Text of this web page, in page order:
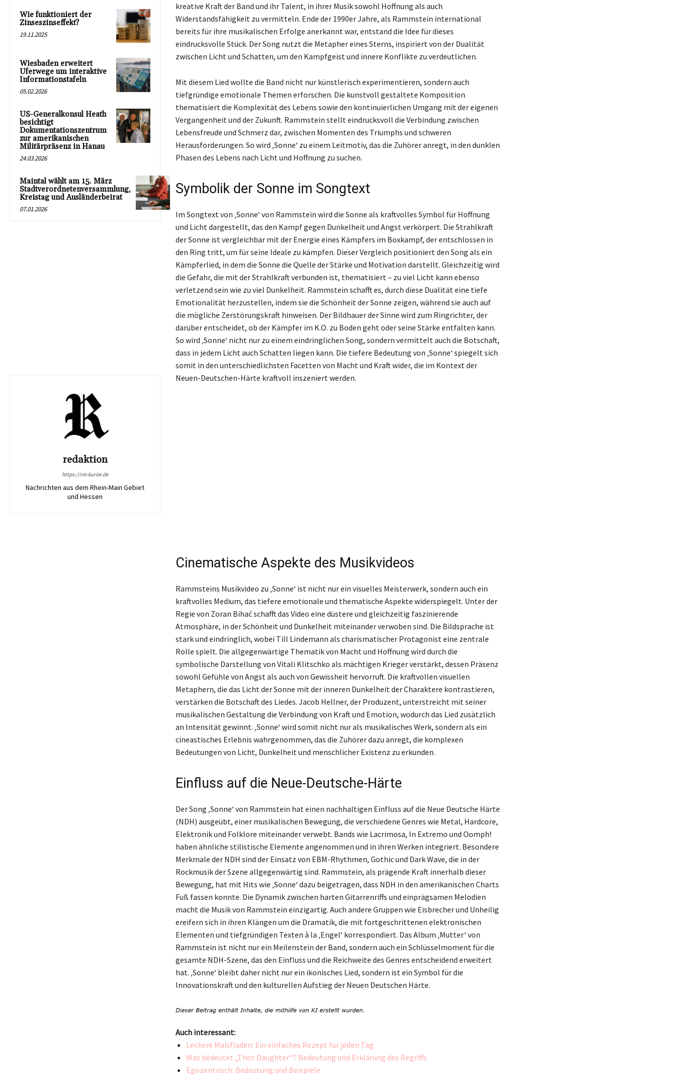
Wie funktioniert der
Zinseszinseffekt?
19.11.2025
Wiesbaden erweitert
Uferwege um interaktive
Informationstafeln
05.02.2026
US-Generalkonsul Heath
besichtigt
Dokumentationszentrum
zur amerikanischen
Militärpräsenz in Hanau
24.03.2026
Maintal wählt am 15. März
Stadtverordnetenversammlung,
Kreistag und Ausländerbeirat
07.01.2026
redaktion
https://rm-kurier.de
Nachrichten aus dem Rhein-Main Gebiet
und Hessen
kreative Kraft der Band und ihr Talent, in ihrer Musik sowohl Hoffnung als auch
Widerstandsfähigkeit zu vermitteln. Ende der 1990er Jahre, als Rammstein international
bereits für ihre musikalischen Erfolge anerkannt war, entstand die Idee für dieses
eindrucksvolle Stück. Der Song nutzt die Metapher eines Sterns, inspiriert von der Dualität
zwischen Licht und Schatten, um den Kampfgeist und innere Konflikte zu verdeutlichen.
Mit diesem Lied wollte die Band nicht nur künstlerisch experimentieren, sondern auch
tiefgründige emotionale Themen erforschen. Die kunstvoll gestaltete Komposition
thematisiert die Komplexität des Lebens sowie den kontinuierlichen Umgang mit der eigenen
Vergangenheit und der Zukunft. Rammstein stellt eindrucksvoll die Verbindung zwischen
Lebensfreude und Schmerz dar, zwischen Momenten des Triumphs und schweren
Herausforderungen. So wird ‚Sonne‘ zu einem Leitmotiv, das die Zuhörer anregt, in den dunklen
Phasen des Lebens nach Licht und Hoffnung zu suchen.
Symbolik der Sonne im Songtext
Im Songtext von ‚Sonne‘ von Rammstein wird die Sonne als kraftvolles Symbol für Hoffnung
und Licht dargestellt, das den Kampf gegen Dunkelheit und Angst verkörpert. Die Strahlkraft
der Sonne ist vergleichbar mit der Energie eines Kämpfers im Boxkampf, der entschlossen in
den Ring tritt, um für seine Ideale zu kämpfen. Dieser Vergleich positioniert den Song als ein
Kämpferlied, in dem die Sonne die Quelle der Stärke und Motivation darstellt. Gleichzeitig wird
die Gefahr, die mit der Strahlkraft verbunden ist, thematisiert – zu viel Licht kann ebenso
verletzend sein wie zu viel Dunkelheit. Rammstein schafft es, durch diese Dualität eine tiefe
Emotionalität herzustellen, indem sie die Schönheit der Sonne zeigen, während sie auch auf
die mögliche Zerstörungskraft hinweisen. Der Bildhauer der Sinne wird zum Ringrichter, der
darüber entscheidet, ob der Kämpfer im K.O. zu Boden geht oder seine Stärke entfalten kann.
So wird ‚Sonne‘ nicht nur zu einem eindringlichen Song, sondern vermittelt auch die Botschaft,
dass in jedem Licht auch Schatten liegen kann. Die tiefere Bedeutung von ‚Sonne‘ spiegelt sich
somit in den unterschiedlichsten Facetten von Macht und Kraft wider, die im Kontext der
Neuen-Deutschen-Härte kraftvoll inszeniert werden.
Cinematische Aspekte des Musikvideos
Rammsteins Musikvideo zu ‚Sonne‘ ist nicht nur ein visuelles Meisterwerk, sondern auch ein
kraftvolles Medium, das tiefere emotionale und thematische Aspekte widerspiegelt. Unter der
Regie von Zoran Bihać schafft das Video eine düstere und gleichzeitig faszinierende
Atmosphäre, in der Schönheit und Dunkelheit miteinander verwoben sind. Die Bildsprache ist
stark und eindringlich, wobei Till Lindemann als charismatischer Protagonist eine zentrale
Rolle spielt. Die allgegenwärtige Thematik von Macht und Hoffnung wird durch die
symbolische Darstellung von Vitali Klitschko als mächtigen Krieger verstärkt, dessen Präsenz
sowohl Gefühle von Angst als auch von Gewissheit hervorruft. Die kraftvollen visuellen
Metaphern, die das Licht der Sonne mit der inneren Dunkelheit der Charaktere kontrastieren,
verstärken die Botschaft des Liedes. Jacob Hellner, der Produzent, unterstreicht mit seiner
musikalischen Gestaltung die Verbindung von Kraft und Emotion, wodurch das Lied zusätzlich
an Intensität gewinnt. ‚Sonne‘ wird somit nicht nur als musikalisches Werk, sondern als ein
cineastisches Erlebnis wahrgenommen, das die Zuhörer dazu anregt, die komplexen
Bedeutungen von Licht, Dunkelheit und menschlicher Existenz zu erkunden.
Einfluss auf die Neue-Deutsche-Härte
Der Song ‚Sonne‘ von Rammstein hat einen nachhaltigen Einfluss auf die Neue Deutsche Härte
(NDH) ausgeübt, einer musikalischen Bewegung, die verschiedene Genres wie Metal, Hardcore,
Elektronik und Folklore miteinander verwebt. Bands wie Lacrimosa, In Extremo und Oomph!
haben ähnliche stilistische Elemente angenommen und in ihren Werken integriert. Besondere
Merkmale der NDH sind der Einsatz von EBM-Rhythmen, Gothic und Dark Wave, die in der
Rockmusik der Szene allgegenwärtig sind. Rammstein, als prägende Kraft innerhalb dieser
Bewegung, hat mit Hits wie ‚Sonne‘ dazu beigetragen, dass NDH in den amerikanischen Charts
Fuß fassen konnte. Die Dynamik zwischen harten Gitarrenriffs und einprägsamen Melodien
macht die Musik von Rammstein einzigartig. Auch andere Gruppen wie Eisbrecher und Unheilig
ereifern sich in ihren Klängen um die Dramatik, die mit fortgeschrittenen elektronischen
Elementen und tiefgründigen Texten à la ‚Engel‘ korrespondiert. Das Album ‚Mutter‘ von
Rammstein ist nicht nur ein Meilenstein der Band, sondern auch ein Schlüsselmoment für die
gesamte NDH-Szene, das den Einfluss und die Reichweite des Genres entscheidend erweitert
hat. ‚Sonne‘ bleibt daher nicht nur ein ikonisches Lied, sondern ist ein Symbol für die
Innovationskraft und den kulturellen Aufstieg der Neuen Deutschen Härte.
Auch interessant:
Leckere Maisfladen: Ein einfaches Rezept für jeden Tag
Was bedeutet „Thot Daughter“? Bedeutung und Erklärung des Begriffs
Egozentrisch: Bedeutung und Beispiele